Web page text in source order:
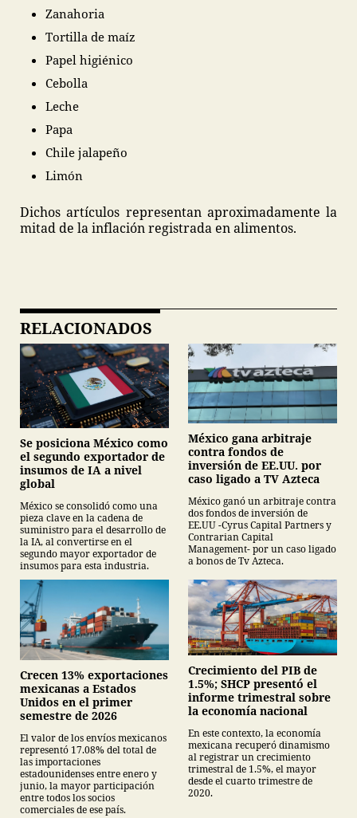
Zanahoria
Tortilla de maíz
Papel higiénico
Cebolla
Leche
Papa
Chile jalapeño
Limón
Dichos artículos representan aproximadamente la
mitad de la inflación registrada en alimentos.
RELACIONADOS
Se posiciona México como
el segundo exportador de
insumos de IA a nivel
global
México se consolidó como una
pieza clave en la cadena de
suministro para el desarrollo de
la IA, al convertirse en el
segundo mayor exportador de
insumos para esta industria.
México gana arbitraje
contra fondos de
inversión de EE.UU. por
caso ligado a TV Azteca
México ganó un arbitraje contra
dos fondos de inversión de
EE.UU -Cyrus Capital Partners y
Contrarian Capital
Management- por un caso ligado
a bonos de Tv Azteca.
Crecen 13% exportaciones
mexicanas a Estados
Unidos en el primer
semestre de 2026
El valor de los envíos mexicanos
representó 17.08% del total de
las importaciones
estadounidenses entre enero y
junio, la mayor participación
entre todos los socios
comerciales de ese país.
Crecimiento del PIB de
1.5%; SHCP presentó el
informe trimestral sobre
la economía nacional
En este contexto, la economía
mexicana recuperó dinamismo
al registrar un crecimiento
trimestral de 1.5%, el mayor
desde el cuarto trimestre de
2020.